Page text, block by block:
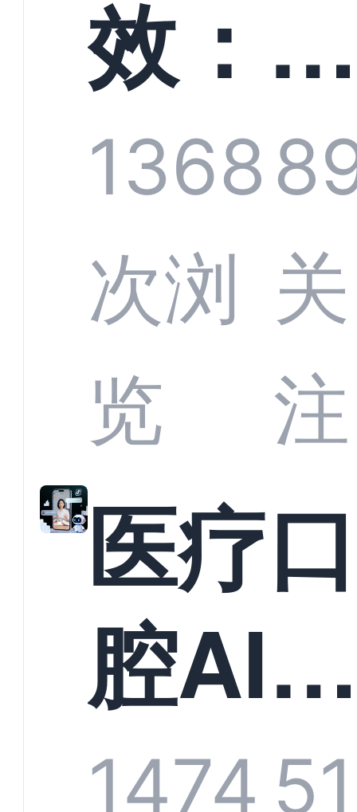
技何以
定义行
业标
准？
效：螳
螂科技
CRM
何助力
教育机
构实现
规模化
1368
次浏
览
关
注
医疗口
腔AI
服系统
1474